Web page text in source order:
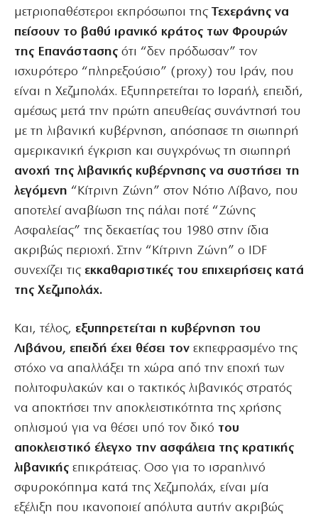
μετριοπαθέστεροι εκπρόσωποι της Τεχεράνης να
πείσουν το βαθύ ιρανικό κράτος των Φρουρών
της Επανάστασης ότι “δεν πρόδωσαν” τον
ισχυρότερο “πληρεξούσιο” (proxy) του Ιράν, που
είναι η Χεζμπολάχ. Εξυπηρετείται το Ισραήλ, επειδή,
αμέσως μετά την πρώτη απευθείας συνάντησή του
με τη λιβανική κυβέρνηση, απόσπασε τη σιωπηρή
αμερικανική έγκριση και συγχρόνως τη σιωπηρή
ανοχή της λιβανικής κυβέρνησης να συστήσει τη
λεγόμενη “Κίτρινη Ζώνη” στον Νότιο Λίβανο, που
αποτελεί αναβίωση της πάλαι ποτέ “Ζώνης
Ασφαλείας” της δεκαετίας του 1980 στην ίδια
ακριβώς περιοχή. Στην “Κίτρινη Ζώνη” ο IDF
συνεχίζει τις εκκαθαριστικές του επιχειρήσεις κατά
της Χεζμπολάχ.
Και, τέλος, εξυπηρετείται η κυβέρνηση του
Λιβάνου, επειδή έχει θέσει τον εκπεφρασμένο της
στόχο να απαλλάξει τη χώρα από την εποχή των
πολιτοφυλακών και ο τακτικός λιβανικός στρατός
να αποκτήσει την αποκλειστικότητα της χρήσης
οπλισμού για να θέσει υπό τον δικό του
αποκλειστικό έλεγχο την ασφάλεια της κρατικής
λιβανικής επικράτειας. Οσο για το ισραηλινό
σφυροκόπημα κατά της Χεζμπολάχ, είναι μία
εξέλιξη που ικανοποιεί απόλυτα αυτήν ακριβώς